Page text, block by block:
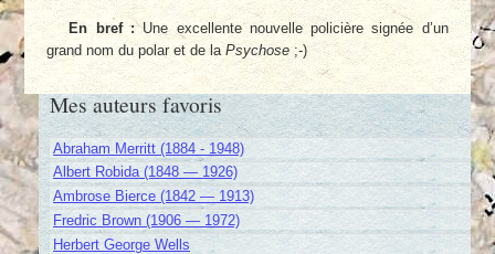
En bref :Une excellente nouvelle policière signée d’un
grand nom du polar et de laPsychose ;-)
Mes auteurs favoris
Abraham Merritt (1884 - 1948)
Albert Robida (1848 — 1926)
Ambrose Bierce (1842 — 1913)
Fredric Brown (1906 — 1972)
Herbert George Wells